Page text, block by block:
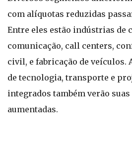
com alíquotas reduzidas
Entre eles estão indústrias de
comunicação, call centers,
civil, e fabricação de veículos.
de tecnologia, transporte e
integrados também verão
aumentadas.